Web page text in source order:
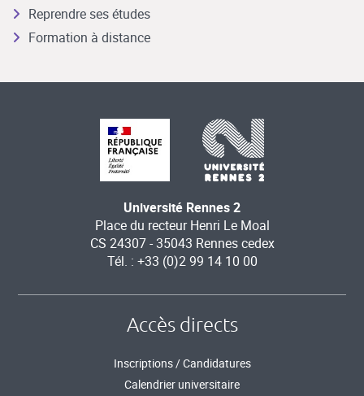
Reprendre ses études
Formation à distance
Université Rennes 2
Place du recteur Henri Le Moal
CS 24307 - 35043 Rennes cedex
Tél. : +33 (0)2 99 14 10 00
Accès directs
Inscriptions / Candidatures
Calendrier universitaire